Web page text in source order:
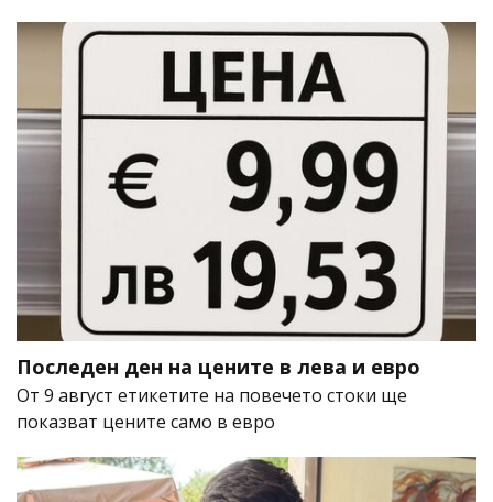
Последен ден на цените в лева и евро
От 9 август етикетите на повечето стоки ще
показват цените само в евро